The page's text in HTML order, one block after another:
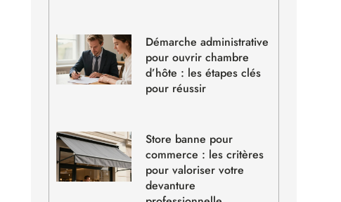
Démarche administrative
pour ouvrir chambre
d’hôte : les étapes clés
pour réussir
Store banne pour
commerce : les critères
pour valoriser votre
devanture